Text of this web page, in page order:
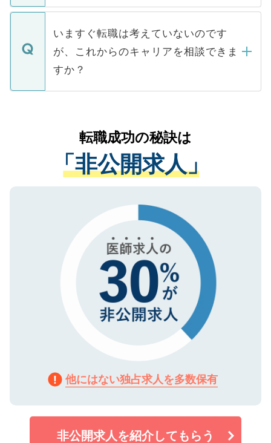
関を公にしてしまうと、応募が殺到する場
に、医療機関が求める条件に合った人材の
みを人材紹介会社に依頼するケースが増え
ています。
定を承諾する必要はありません。内定先へ
の辞退の連絡はキャリアパートナーが行い
ますので、ご安心ください。
個人情報が漏えいすることはありませんの
で、ご安心ください。当サイトからの登録
などで収集したご登録者様の個人情報は、
ご本人のキャリアアップおよび転職活動の
支援を目的に使用いたします。お預かりし
ているすべての個人データはご本人の許可
は、個人情報の取り扱いについての厳密な
管理基準を満たした事業者のみに付与され
る、プライバシーマークを取得済みです。
ご登録いただいた個人情報は、SSL（デー
で、機密保持に関してもご安心ください。
いますぐ転職は考えていないのです
が、これからのキャリアを相談できま
すか？
かがいして、現在の医療機関の状況や紹介
経験をまじえながら、適切なアドバイスを
させていただきます。すぐにご転職をされ
ない方には、長期的なサポートが可能です
ので、まずはご登録ください。
転職成功の秘訣は
「非公開求人」
他にはない独占求人を多数保有
非公開求人を紹介してもらう